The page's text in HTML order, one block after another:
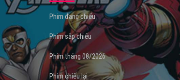
Phim đang chiếu
Phim sắp chiếu
Phim tháng 08/2026
Phim chiếu lại